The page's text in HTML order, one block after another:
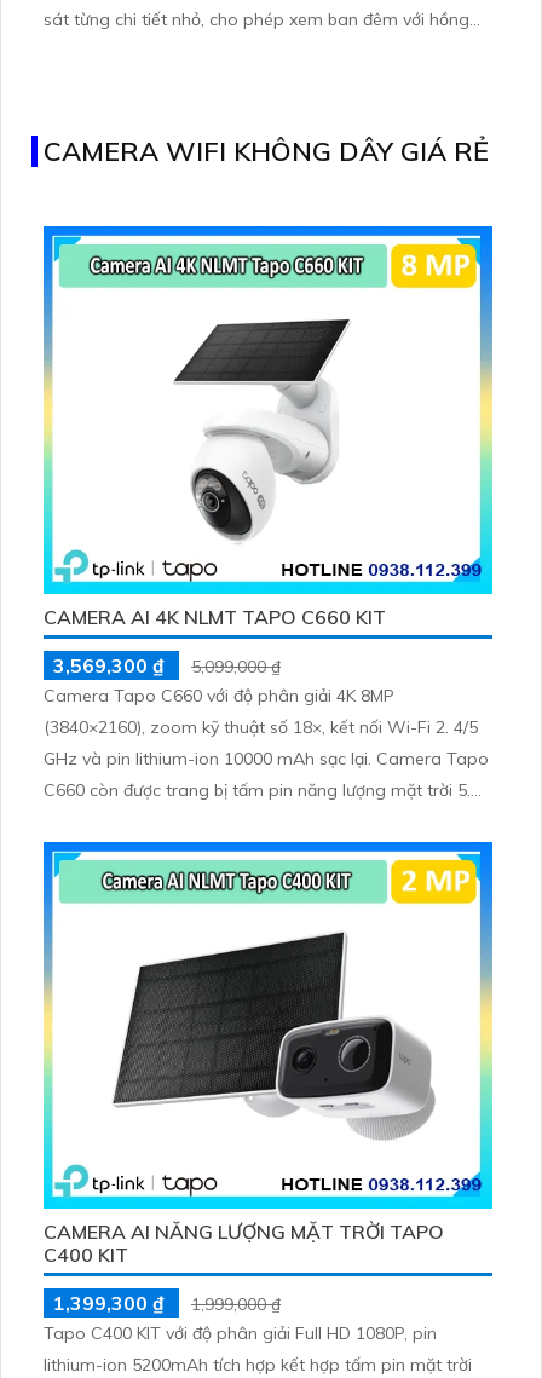
sát từng chi tiết nhỏ, cho phép xem ban đêm với hồng
CAMERA WIFI KHÔNG DÂY GIÁ RẺ
CAMERA AI 4K NLMT TAPO C660 KIT
3,569,300 ₫
5,099,000 ₫
Camera Tapo C660 với độ phân giải 4K 8MP
(3840×2160), zoom kỹ thuật số 18×, kết nối Wi-Fi 2. 4/5
GHz và pin lithium-ion 10000 mAh sạc lại. Camera Tapo
C660 còn được trang bị tấm pin năng lượng mặt trời 5.
tiện, lưu trữ thẻ microSD tối đa 512 GB
CAMERA AI NĂNG LƯỢNG MẶT TRỜI TAPO
C400 KIT
1,399,300 ₫
1,999,000 ₫
Tapo C400 KIT với độ phân giải Full HD 1080P, pin
lithium-ion 5200mAh tích hợp kết hợp tấm pin mặt trời